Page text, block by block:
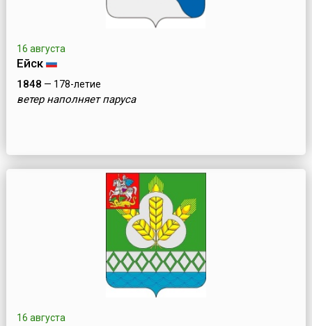
16 августа
Ейск
1848 — 178-летие
ветер наполняет паруса
16 августа